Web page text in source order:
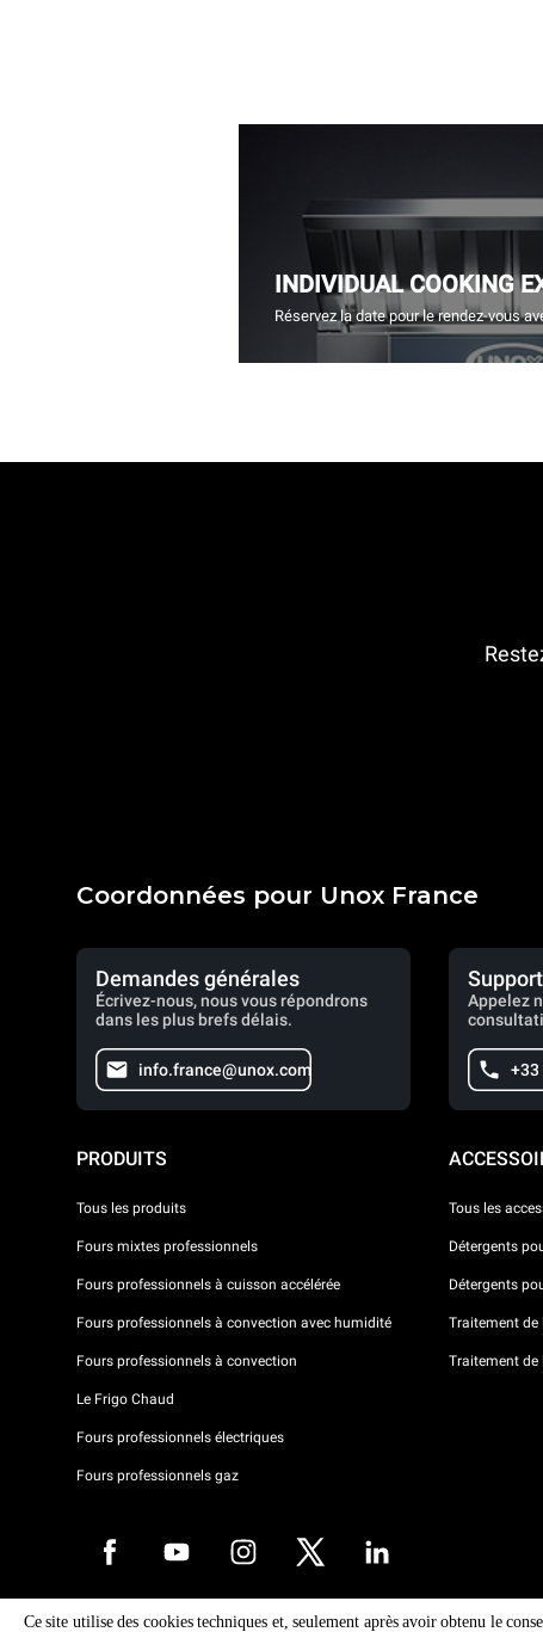
INDIVIDUAL COOKING
Réservez la date pour le rendez-vous
Coordonnées pour Unox France
Demandes générales
Écrivez-nous, nous vous répondrons
dans les plus brefs délais.
info.france@unox.com
Appelez
+33
PRODUITS
Tous les produits
Fours mixtes professionnels
Fours professionnels à cuisson accélérée
Fours professionnels à convection avec humidité
Fours professionnels à convection
Le Frigo Chaud
Fours professionnels électriques
Fours professionnels gaz
Tous les
Détergents
Détergents
Traitement de
Traitement de
Ce site utilise des cookies techniques et, seulement après avoir obtenu le